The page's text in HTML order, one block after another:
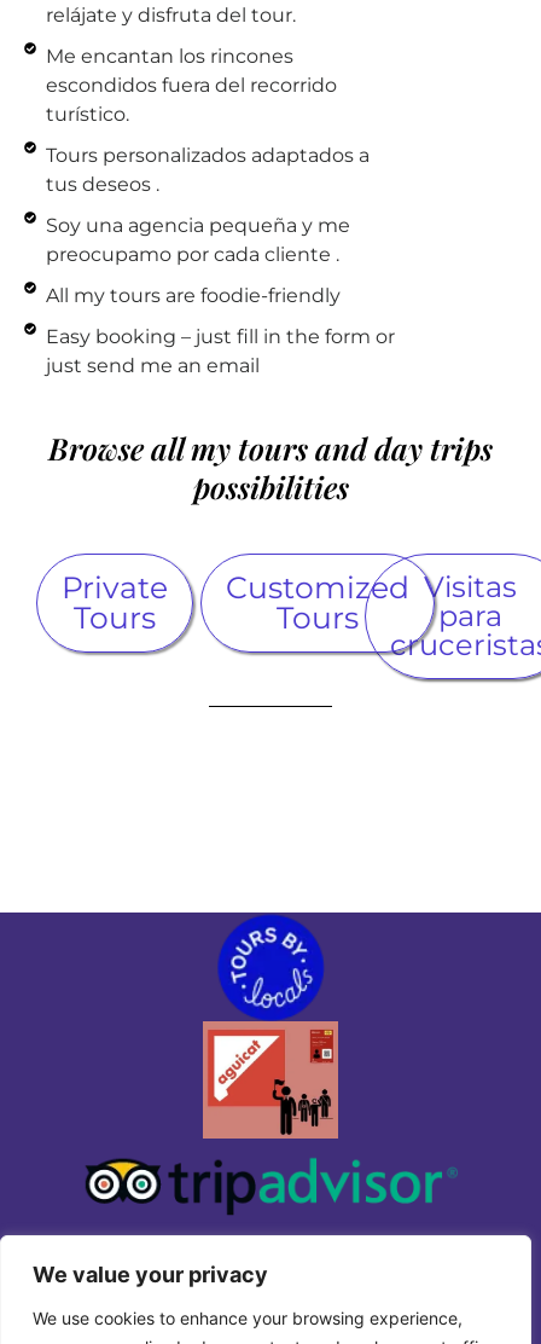
We value your privacy
We use cookies to enhance your browsing experience,
relájate y disfruta del tour.
Me encantan los rincones
escondidos fuera del recorrido
turístico.
Tours personalizados adaptados a
tus deseos .
Soy una agencia pequeña y me
preocupamo por cada cliente .
All my tours are foodie-friendly
Easy booking – just fill in the form or
just send me an email
Browse all my tours and day trips
possibilities
Visitas
para
Customized
Tours
Private
Tours